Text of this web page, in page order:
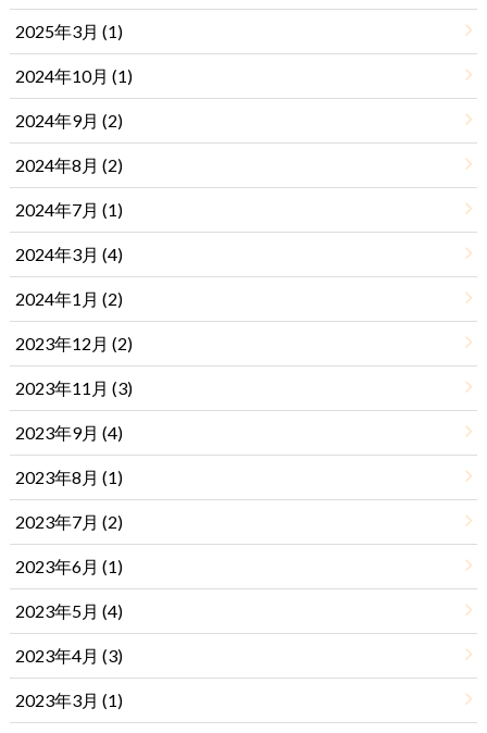
2025年3月 (1)
2024年10月 (1)
2024年9月 (2)
2024年8月 (2)
2024年7月 (1)
2024年3月 (4)
2024年1月 (2)
2023年12月 (2)
2023年11月 (3)
2023年9月 (4)
2023年8月 (1)
2023年7月 (2)
2023年6月 (1)
2023年5月 (4)
2023年4月 (3)
2023年3月 (1)